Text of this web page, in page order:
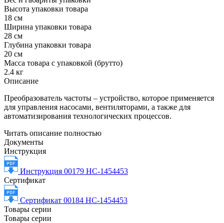
Высота упаковки товара
18 см
Ширина упаковки товара
28 см
Глубина упаковки товара
20 см
Масса товара с упаковкой (брутто)
2.4 кг
Описание
Преобразователь частоты – устройство, которое применяется
для управления насосами, вентиляторами, а также для
автоматизирования технологических процессов.
Читать описание полностью
Документы
Инструкция
Инструкция 00179 НС-1454453
Сертификат
Сертификат 00184 НС-1454453
Товары серии
Товары серии